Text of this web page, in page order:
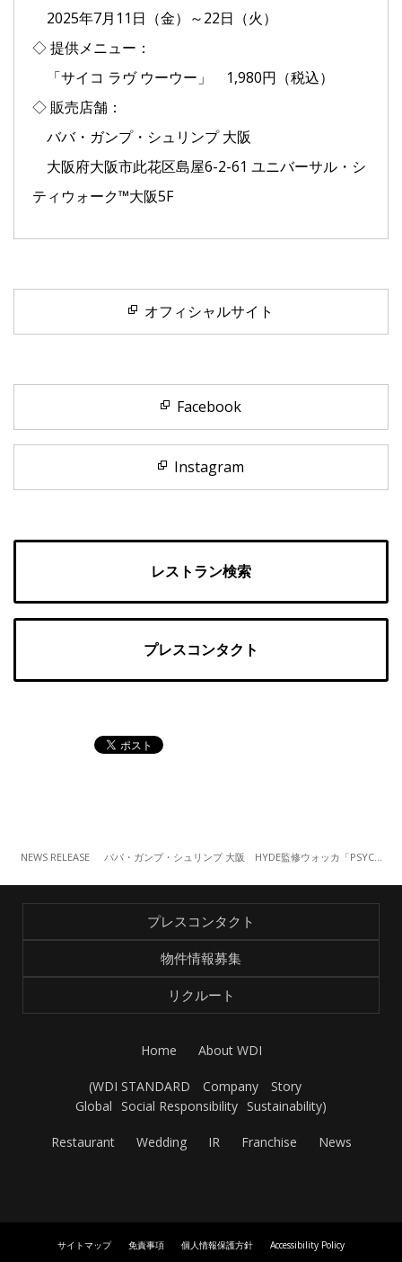
2025年7月11日（金）～22日（火）
◇ 提供メニュー：
「サイコ ラヴ ウーウー」 1,980円（税込）
◇ 販売店舗：
ババ・ガンプ・シュリンプ 大阪
大阪府大阪市此花区島屋6-2-61 ユニバーサル・シ
ティウォーク™大阪5F
オフィシャルサイト
Facebook
Instagram
レストラン検索
プレスコンタクト
NEWS RELEASE ババ・ガンプ・シュリンプ 大阪 HYDE監修ウォッカ「PSYCHO LOVE」のカクテルを販売
プレスコンタクト
物件情報募集
リクルート
Home About WDI
(WDI STANDARD Company
Story
Global Social Responsibility Sustainability)
Restaurant Wedding IR Franchise News
サイトマップ 免責事項 個人情報保護方針 Accessibility Policy